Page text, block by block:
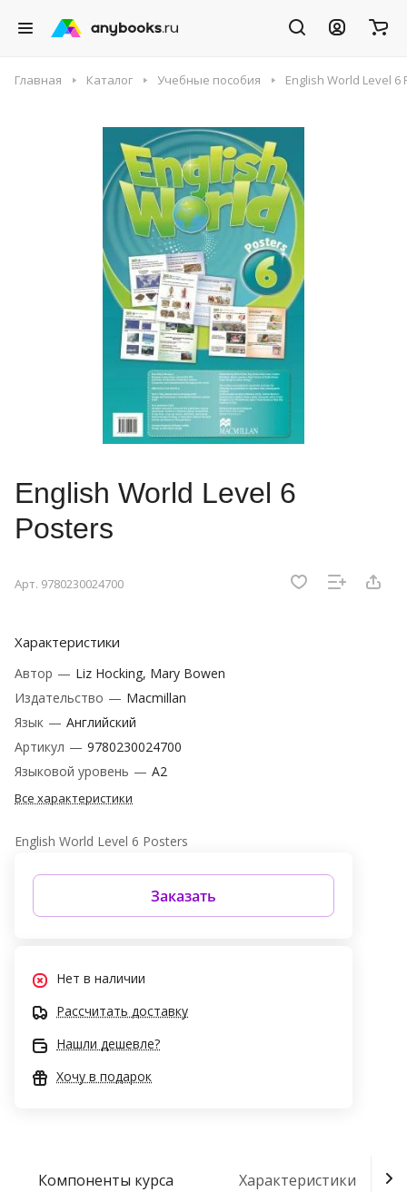
Главная Каталог Учебные пособия English World Level 6
English World Level 6
Posters
Арт. 9780230024700
Характеристики
Автор — Liz Hocking, Mary Bowen
Издательство — Macmillan
Язык — Английский
Артикул — 9780230024700
Языковой уровень — A2
Все характеристики
English World Level 6 Posters
Заказать
Нет в наличии
Рассчитать доставку
Нашли дешевле?
Хочу в подарок
Компоненты курса Характеристики